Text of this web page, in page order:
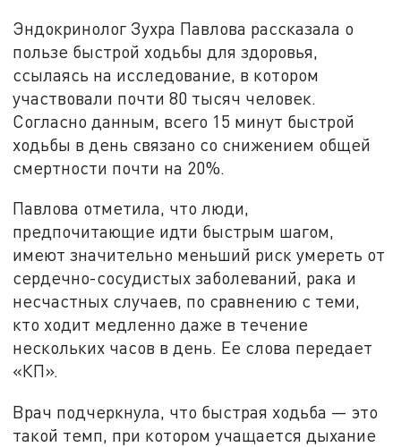
Эндокринолог Зухра Павлова рассказала о
пользе быстрой ходьбы для здоровья,
ссылаясь на исследование, в котором
участвовали почти 80 тысяч человек.
Согласно данным, всего 15 минут быстрой
ходьбы в день связано со снижением общей
смертности почти на 20%.
Павлова отметила, что люди,
предпочитающие идти быстрым шагом,
имеют значительно меньший риск умереть от
сердечно-сосудистых заболеваний, рака и
несчастных случаев, по сравнению с теми,
кто ходит медленно даже в течение
нескольких часов в день. Ее слова передает
«КП».
Врач подчеркнула, что быстрая ходьба — это
такой темп, при котором учащается дыхание